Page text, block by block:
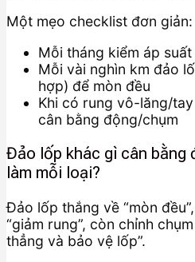
Một mẹo checklist đơn giản:
Mỗi tháng kiểm áp
Mỗi vài nghìn km đảo
hợp) để mòn đều
Khi có rung vô-lăng/
cân bằng động/chụm
Đảo lốp khác gì cân bằng
làm mỗi loại?
Đảo lốp thắng về “mòn
“giảm rung”, còn chỉnh
thẳng và bảo vệ lốp”.